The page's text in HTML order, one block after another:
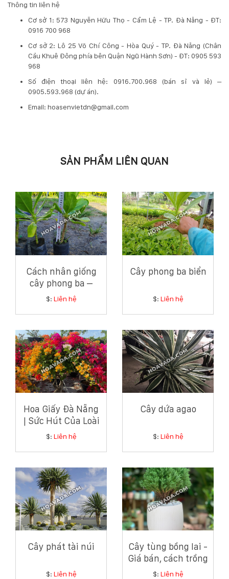
Thông tin liên hệ
Cơ sở 1: 573 Nguyễn Hữu Thọ - Cẩm Lệ - TP. Đà Nẵng - ĐT:
0916 700 968
Cơ sở 2: Lô 25 Võ Chí Công - Hòa Quý - TP. Đà Nẵng (Chân
Cầu Khuê Đông phía bên Quận Ngũ Hành Sơn) - ĐT: 0905 593
968
​Số điện thoại liên hệ: 0916.700.968 (bán sỉ và lẻ) –
0905.593.968 (dự án).
Email: hoasenvietdn@gmail.com
SẢN PHẨM LIÊN QUAN
Cách nhân giống
cây phong ba –
Hướng dẫn chi tiết
xanh ven biển
$: Liên hệ
Cây phong ba biển
$: Liên hệ
Hoa Giấy Đà Nẵng
| Sức Hút Của Loài
Hoa Giản Dị Mà
$: Liên hệ
Cây dứa agao
$: Liên hệ
Cây phát tài núi
$: Liên hệ
Cây tùng bồng lai -
Giá bán, cách trồng
và chăm sóc cây
$: Liên hệ